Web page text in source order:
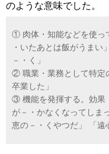
のような意味でした。
① 肉体・知能などを使っ
・いたあとは飯がうまい
－・く」
② 職業・業務として特定
卒業した」
③ 機能を発揮する。効果
が－・かなくなってしま
恵の－・くやつだ」 「遠